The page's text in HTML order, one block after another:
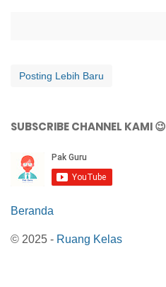
Posting Lebih Baru
SUBSCRIBE CHANNEL KAMI 😉
Beranda
© 2025 - Ruang Kelas